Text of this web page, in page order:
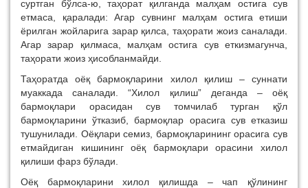
суртган бўлса-ю, таҳорат қилганда малҳам остига сув
етмаса, қаралади: Агар сувнинг малҳам остига етиши
ёрилган жойларига зарар қилса, таҳорати жоиз саналади.
Агар зарар қилмаса, малҳам остига сув еткизмагунча,
таҳорати жоиз ҳисобланмайди.
Таҳоратда оёқ бармоқларини хилол қилиш – суннати
муаккада саналади. “Хилол қилиш” деганда – оёқ
бармоқлари орасидан сув томчилаб турган қўл
бармоқларини ўтказиб, бармоқлар орасига сув етказиш
тушунилади. Оёқлари семиз, бармоқларининг орасига сув
етмайдиган кишининг оёқ бармоқлари орасини хилол
қилиши фарз бўлади.
Оёқ бармоқларини хилол қилишда – чап қўлининг